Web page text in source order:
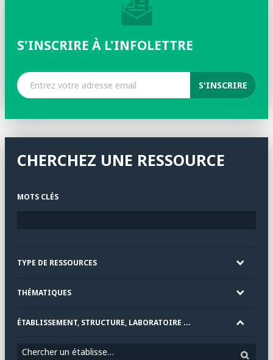
S'INSCRIRE À L'INFOLETTRE
CHERCHEZ UNE RESSOURCE
MOTS CLÉS
TYPE DE RESSOURCES
THÉMATIQUES
ÉTABLISSEMENT, STRUCTURE, LABORATOIRE ...
Chercher un établissement